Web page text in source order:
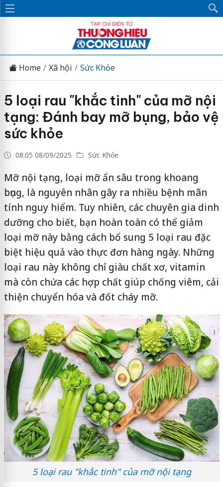
Home Xã hội Sức Khỏe
5 loại rau "khắc tinh" của mỡ nội
tạng: Đánh bay mỡ bụng, bảo vệ
sức khỏe
08:05 08/09/2025 Sức Khỏe
Mỡ nội tạng, loại mỡ ẩn sâu trong khoang
bụng, là nguyên nhân gây ra nhiều bệnh mãn
tính nguy hiểm. Tuy nhiên, các chuyên gia dinh
dưỡng cho biết, bạn hoàn toàn có thể giảm
loại mỡ này bằng cách bổ sung 5 loại rau đặc
biệt hiệu quả vào thực đơn hàng ngày. Những
loại rau này không chỉ giàu chất xơ, vitamin
mà còn chứa các hợp chất giúp chống viêm, cải
thiện chuyển hóa và đốt cháy mỡ.
5 loại rau "khắc tinh" của mỡ nội tạng